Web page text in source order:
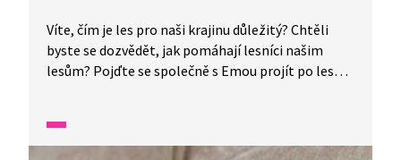
Víte, čím je les pro naši krajinu důležitý? Chtěli
byste se dozvědět, jak pomáhají lesníci našim
lesům? Pojďte se společně s Emou projít po lese